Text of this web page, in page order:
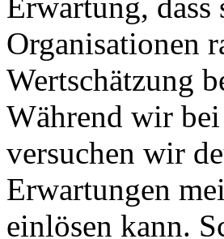
Organisationen
Wertschätzung
Während wir
versuchen wir
Erwartungen
einlösen kann.